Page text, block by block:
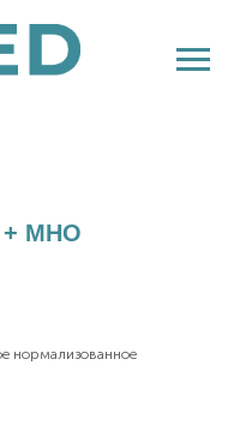
+ МНО
нормализованное